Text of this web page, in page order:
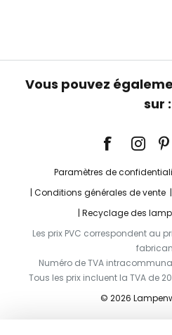
Vous pouvez
sur :
Paramètres de
Conditions générales de vente
Recyclage des
Les prix PVC correspondent au
Numéro de TVA
Tous les prix incluent la TVA de
© 2026